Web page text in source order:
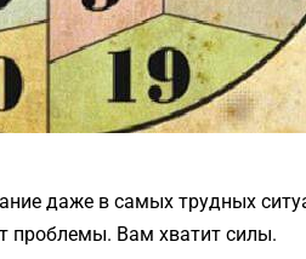
даже в самых трудных
проблемы. Вам хватит силы.